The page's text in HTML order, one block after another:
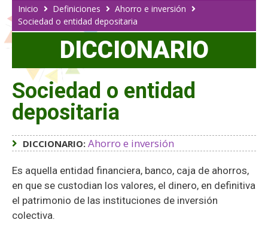
Inicio Definiciones
Ahorro e inversión
Sociedad o entidad depositaria
DICCIONARIO
Sociedad o entidad
depositaria
DICCIONARIO: Ahorro e inversión
Es aquella entidad financiera, banco, caja de ahorros,
en que se custodian los valores, el dinero, en definitiva
el patrimonio de las instituciones de inversión
colectiva.